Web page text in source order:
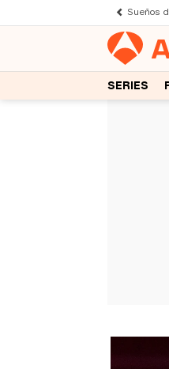
Sueños
SERIES